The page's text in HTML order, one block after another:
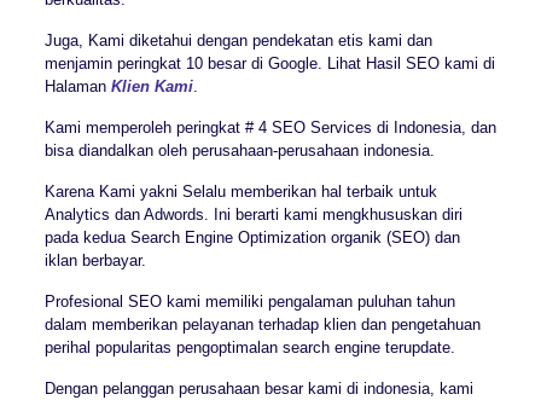
Juga, Kami diketahui dengan pendekatan etis kami dan
menjamin peringkat 10 besar di Google. Lihat Hasil SEO kami di
Halaman Klien Kami.
Kami memperoleh peringkat # 4 SEO Services di Indonesia, dan
bisa diandalkan oleh perusahaan-perusahaan indonesia.
Karena Kami yakni Selalu memberikan hal terbaik untuk
Analytics dan Adwords. Ini berarti kami mengkhususkan diri
pada kedua Search Engine Optimization organik (SEO) dan
iklan berbayar.
Profesional SEO kami memiliki pengalaman puluhan tahun
dalam memberikan pelayanan terhadap klien dan pengetahuan
perihal popularitas pengoptimalan search engine terupdate.
Dengan pelanggan perusahaan besar kami di indonesia, kami